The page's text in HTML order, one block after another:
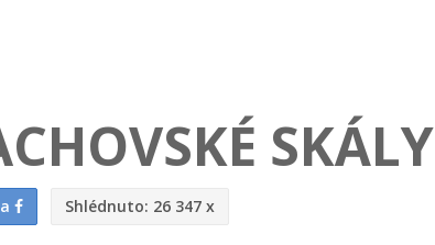
SKÁLY
Shlédnuto: 26 347 x